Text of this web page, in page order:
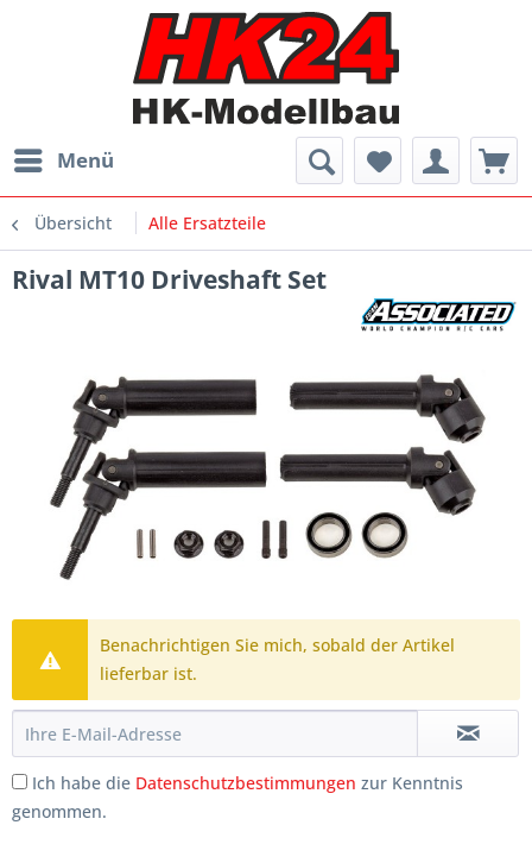
Menü
Übersicht Alle Ersatzteile
Rival MT10 Driveshaft Set
Benachrichtigen Sie mich, sobald der Artikel
lieferbar ist.
Ich habe die Datenschutzbestimmungen zur Kenntnis
genommen.